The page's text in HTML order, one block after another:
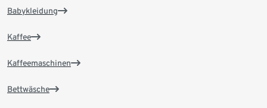
Babykleidung
Kaffee
Kaffeemaschinen
Bettwäsche